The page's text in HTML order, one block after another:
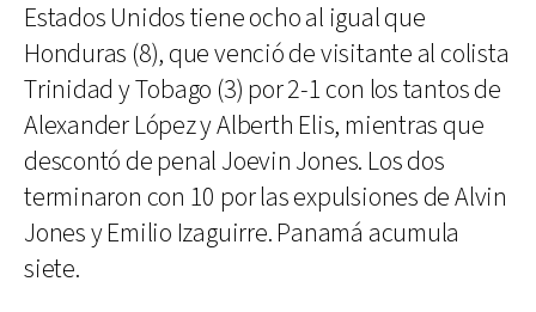
Estados Unidos tiene ocho al igual que
Honduras (8), que venció de visitante al colista
Trinidad y Tobago (3) por 2-1 con los tantos de
Alexander López y Alberth Elis, mientras que
descontó de penal Joevin Jones. Los dos
terminaron con 10 por las expulsiones de Alvin
Jones y Emilio Izaguirre. Panamá acumula
siete.